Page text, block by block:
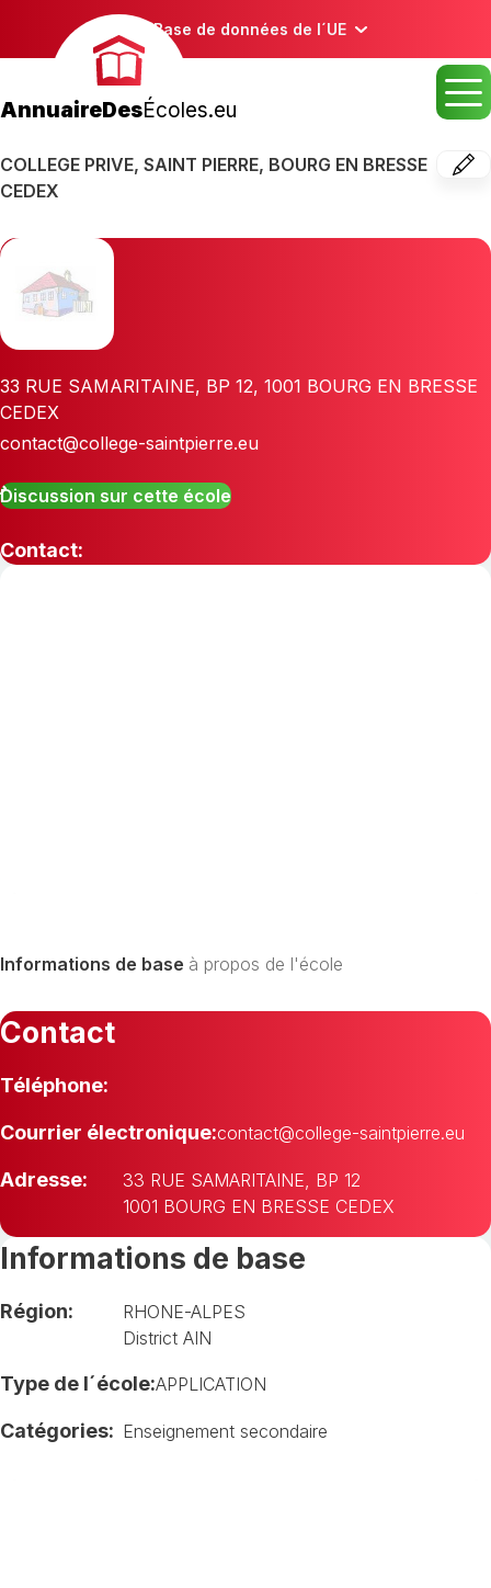
Base de données de l´UE
AnnuaireDesÉcoles.eu
COLLEGE PRIVE, SAINT PIERRE, BOURG EN BRESSE
CEDEX
33 RUE SAMARITAINE, BP 12, 1001 BOURG EN BRESSE
CEDEX
contact@college-saintpierre.eu
Discussion sur cette école
Contact:
Informations de base à propos de l'école
Contact
Téléphone:
Courrier électronique:contact@college-saintpierre.eu
Adresse:
33 RUE SAMARITAINE, BP 12
1001 BOURG EN BRESSE CEDEX
Informations de base
Région:
RHONE-ALPES
District AIN
Type de l´école:APPLICATION
Catégories: Enseignement secondaire